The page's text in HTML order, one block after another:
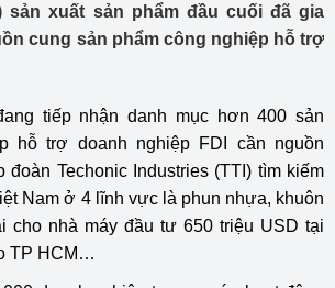
sản xuất sản phẩm đầu cuối đã gia
cung sản phẩm công nghiệp hỗ trợ
tiếp nhận danh mục hơn 400 sản
hỗ trợ doanh nghiệp FDI cần nguồn
Techonic Industries (TTI) tìm kiếm
Nam ở 4 lĩnh vực là phun nhựa, khuôn
cho nhà máy đầu tư 650 triệu USD tại
TP HCM…